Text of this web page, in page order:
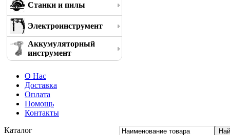
Станки и пилы
Электроинструмент
Аккумуляторный
инструмент
О Нас
Доставка
Оплата
Помощь
Контакты
Каталог